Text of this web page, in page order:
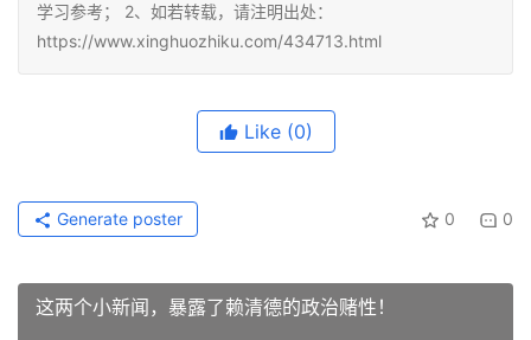
学习参考； 2、如若转载，请注明出处：
https://www.xinghuozhiku.com/434713.html
Like (0)
0 0
Generate poster
这两个小新闻，暴露了赖清德的政治赌性！